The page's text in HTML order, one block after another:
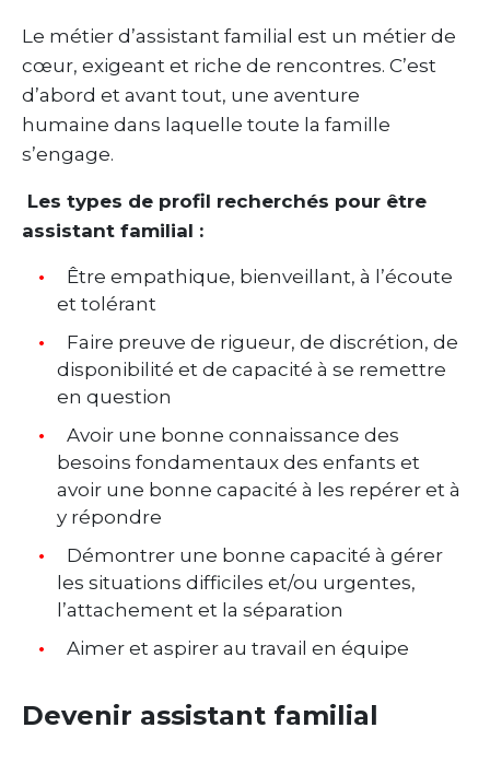
Le métier d’assistant familial est un métier de
cœur, exigeant et riche de rencontres. C’est
d’abord et avant tout, une aventure
humaine dans laquelle toute la famille
s’engage.
Les types de profil recherchés pour être
assistant familial :
Être empathique, bienveillant, à l’écoute
et tolérant
Faire preuve de rigueur, de discrétion, de
disponibilité et de capacité à se remettre
en question
Avoir une bonne connaissance des
besoins fondamentaux des enfants et
avoir une bonne capacité à les repérer et à
y répondre
Démontrer une bonne capacité à gérer
les situations difficiles et/ou urgentes,
l’attachement et la séparation
Aimer et aspirer au travail en équipe
Devenir assistant familial